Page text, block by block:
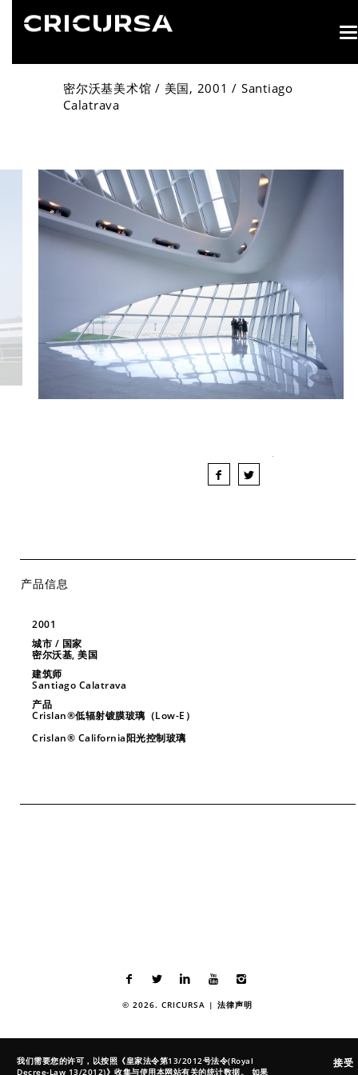
接受
我们需要您的许可，以按照《皇家法令第13/2012号法令(Royal
Decree-Law 13/2012)》收集与使用本网站有关的统计数据。 如果
密尔沃基美术馆 / 美国, 2001 / Santiago
Calatrava
产品信息
2001
城市 / 国家
密尔沃基, 美国
建筑师
Santiago Calatrava
产品
Crislan®低辐射镀膜玻璃（Low-E）
Crislan® California阳光控制玻璃
© 2026. CRICURSA | 法律声明